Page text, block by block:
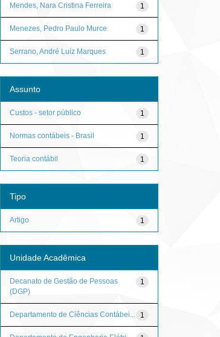
1
Mendes, Nara Cristina Ferreira
1
Menezes, Pedro Paulo Murce
1
Serrano, André Luiz Marques
Assunto
1
Custos - setor público
1
Normas contábeis - Brasil
1
Teoria contábil
Tipo
1
Artigo
Unidade Acadêmica
1
Decanato de Gestão de Pessoas
(DGP)
1
Departamento de Ciências Contábei...